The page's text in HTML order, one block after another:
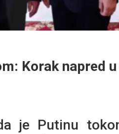
Korak napred
je Putinu